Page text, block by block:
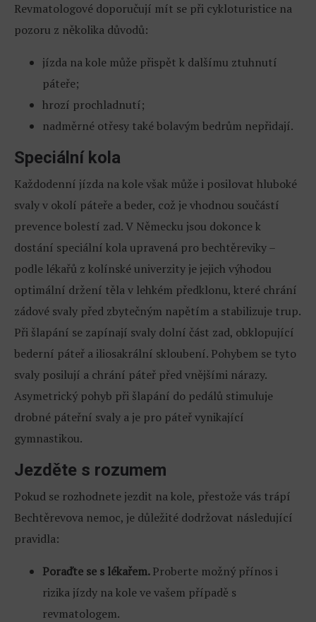
Revmatologové doporučují mít se při cykloturistice na
pozoru z několika důvodů:
jízda na kole může přispět k dalšímu ztuhnutí
páteře;
hrozí prochladnutí;
nadměrné otřesy také bolavým bedrům nepřidají.
Speciální kola
Každodenní jízda na kole však může i posilovat hluboké
svaly v okolí páteře a beder, což je vhodnou součástí
prevence bolestí zad. V Německu jsou dokonce k
dostání speciální kola upravená pro bechtěreviky –
podle lékařů z kolínské univerzity je jejich výhodou
optimální držení těla v lehkém předklonu, které chrání
zádové svaly před zbytečným napětím a stabilizuje trup.
Při šlapání se zapínají svaly dolní část zad, obklopující
bederní páteř a iliosakrální skloubení. Pohybem se tyto
svaly posilují a chrání páteř před vnějšími nárazy.
Asymetrický pohyb při šlapání do pedálů stimuluje
drobné páteřní svaly a je pro páteř vynikající
gymnastikou.
Jezděte s rozumem
Pokud se rozhodnete jezdit na kole, přestože vás trápí
Bechtěrevova nemoc, je důležité dodržovat následující
pravidla:
Poraďte se s lékařem.Proberte možný přínos i
rizika jízdy na kole ve vašem případě s
revmatologem.